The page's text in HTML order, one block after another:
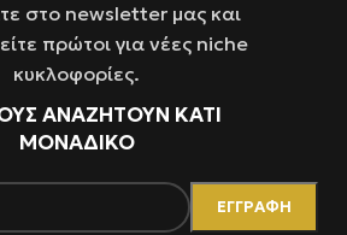
στο newsletter μας και
πρώτοι για νέες niche
κυκλοφορίες.
ΑΝΑΖΗΤΟΥΝ ΚΑΤΙ
ΜΟΝΑΔΙΚΟ